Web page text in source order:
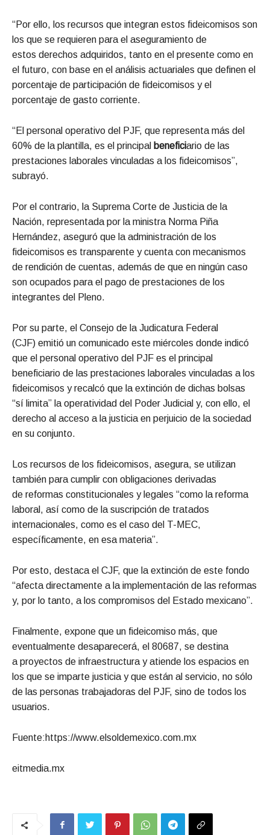
“Por ello, los recursos que integran estos fideicomisos son
los que se requieren para el aseguramiento de
estos derechos adquiridos, tanto en el presente como en
el futuro, con base en el análisis actuariales que definen el
porcentaje de participación de fideicomisos y el
porcentaje de gasto corriente.
“El personal operativo del PJF, que representa más del
60% de la plantilla, es el principal beneficiario de las
prestaciones laborales vinculadas a los fideicomisos”,
subrayó.
Por el contrario, la Suprema Corte de Justicia de la
Nación, representada por la ministra Norma Piña
Hernández, aseguró que la administración de los
fideicomisos es transparente y cuenta con mecanismos
de rendición de cuentas, además de que en ningún caso
son ocupados para el pago de prestaciones de los
integrantes del Pleno.
Por su parte, el Consejo de la Judicatura Federal
(CJF) emitió un comunicado este miércoles donde indicó
que el personal operativo del PJF es el principal
beneficiario de las prestaciones laborales vinculadas a los
fideicomisos y recalcó que la extinción de dichas bolsas
“sí limita” la operatividad del Poder Judicial y, con ello, el
derecho al acceso a la justicia en perjuicio de la sociedad
en su conjunto.
Los recursos de los fideicomisos, asegura, se utilizan
también para cumplir con obligaciones derivadas
de reformas constitucionales y legales “como la reforma
laboral, así como de la suscripción de tratados
internacionales, como es el caso del T-MEC,
específicamente, en esa materia”.
Por esto, destaca el CJF, que la extinción de este fondo
“afecta directamente a la implementación de las reformas
y, por lo tanto, a los compromisos del Estado mexicano”.
Finalmente, expone que un fideicomiso más, que
eventualmente desaparecerá, el 80687, se destina
a proyectos de infraestructura y atiende los espacios en
los que se imparte justicia y que están al servicio, no sólo
de las personas trabajadoras del PJF, sino de todos los
usuarios.
Fuente:https://www.elsoldemexico.com.mx
eitmedia.mx